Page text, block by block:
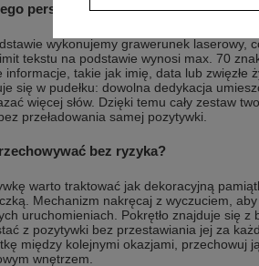
personalizacja w pudełku z
wykonujemy grawerunek laserowy,
tekstu na podstawie wynosi max. 70
informacje, takie jak imię, data lub zwięzłe
się w pudełku: dowolna dedykacja
więcej słów. Dzięki temu cały zestaw
przeładowania samej pozytywki.
bez ryzyka?
warto traktować jak dekoracyjną
Mechanizm nakręcaj z wyczuciem, aby
uruchomieniach. Pokrętło znajduje się
z pozytywki bez przestawiania jej za
między kolejnymi okazjami, przechowuj
wnętrzem.